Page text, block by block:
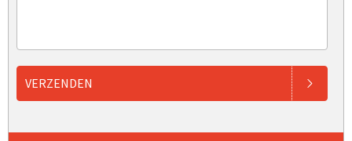
VERZENDEN